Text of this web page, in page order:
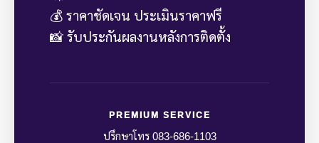
💰 ราคาชัดเจน ประเมินราคาฟรี
📸 รับประกันผลงานหลังการติดตั้ง
PREMIUM SERVICE
ปรึกษาโทร 083-686-1103